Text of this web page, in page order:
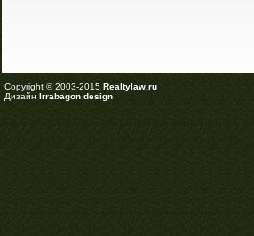
Copyright © 2003-2015 Realtylaw.ru
Дизайн Irrabagon design